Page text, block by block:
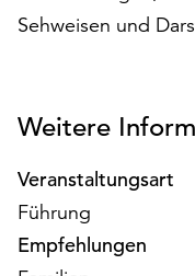
Ihnen
Seite
Schaltfläche
Einstellungen“
zur
Sehweisen und
Weitere
Veranstaltungsart
Führung
Empfehlungen